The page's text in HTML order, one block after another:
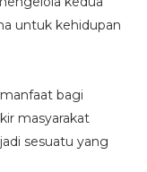
untuk kehidupan
bagi
masyarakat
sesuatu yang